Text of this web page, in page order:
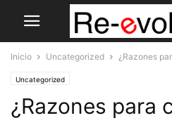
Inicio Uncategorized ¿Razones
Uncategorized
¿Razones para